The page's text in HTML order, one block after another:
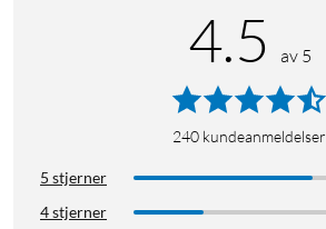
4.5 av 5
240 kundeanmeldelser
5 stjerner
4 stjerner